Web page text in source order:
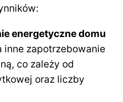
energetyczne domu
inne zapotrzebowanie
co zależy od
oraz liczby